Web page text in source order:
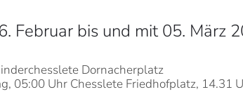
Februar bis und mit 05. März
Dornacherplatz
05:00 Uhr Chesslete Friedhofplatz, 14.31